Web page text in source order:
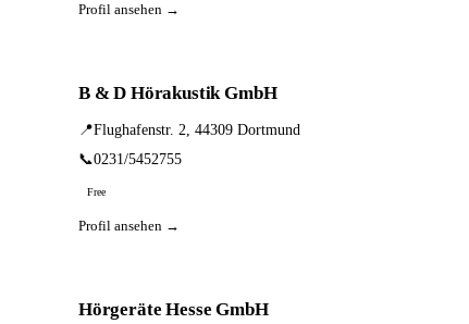
Profil ansehen →
B & D Hörakustik GmbH
📍Flughafenstr. 2, 44309 Dortmund
📞0231/5452755
Free
Profil ansehen →
Hörgeräte Hesse GmbH